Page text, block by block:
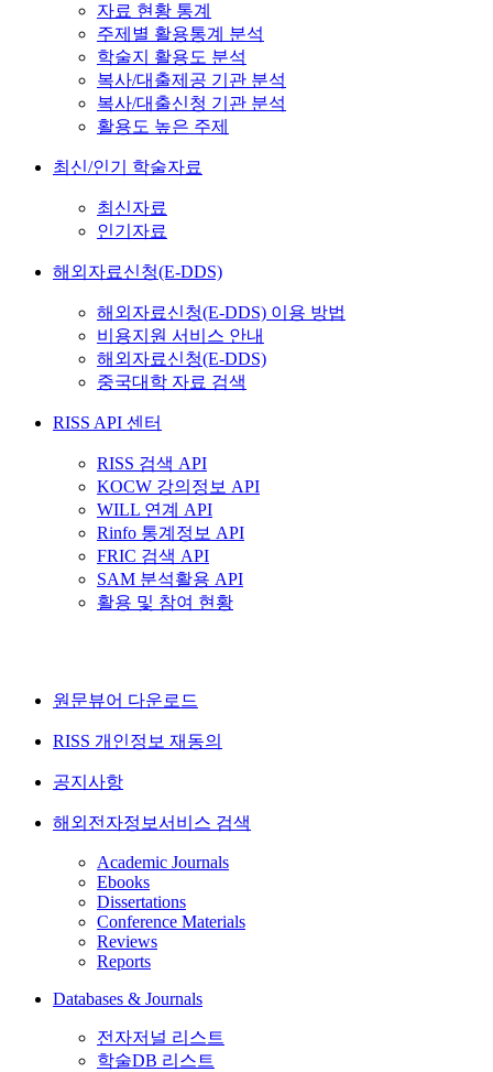
자료 현황 통계
주제별 활용통계 분석
학술지 활용도 분석
복사/대출제공 기관 분석
복사/대출신청 기관 분석
활용도 높은 주제
최신/인기 학술자료
최신자료
인기자료
해외자료신청(E-DDS)
해외자료신청(E-DDS) 이용 방법
비용지원 서비스 안내
해외자료신청(E-DDS)
중국대학 자료 검색
RISS API 센터
RISS 검색 API
KOCW 강의정보 API
WILL 연계 API
Rinfo 통계정보 API
FRIC 검색 API
SAM 분석활용 API
활용 및 참여 현황
원문뷰어 다운로드
RISS 개인정보 재동의
공지사항
해외전자정보서비스 검색
Academic Journals
Ebooks
Dissertations
Conference Materials
Reviews
Reports
Databases & Journals
전자저널 리스트
학술DB 리스트